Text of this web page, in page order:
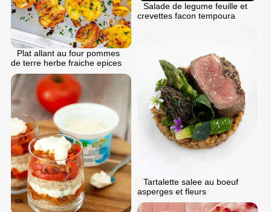
Salade de legume feuille et
crevettes facon tempoura
Plat allant au four pommes
de terre herbe fraiche epices
Tartalette salee au boeuf
asperges et fleurs